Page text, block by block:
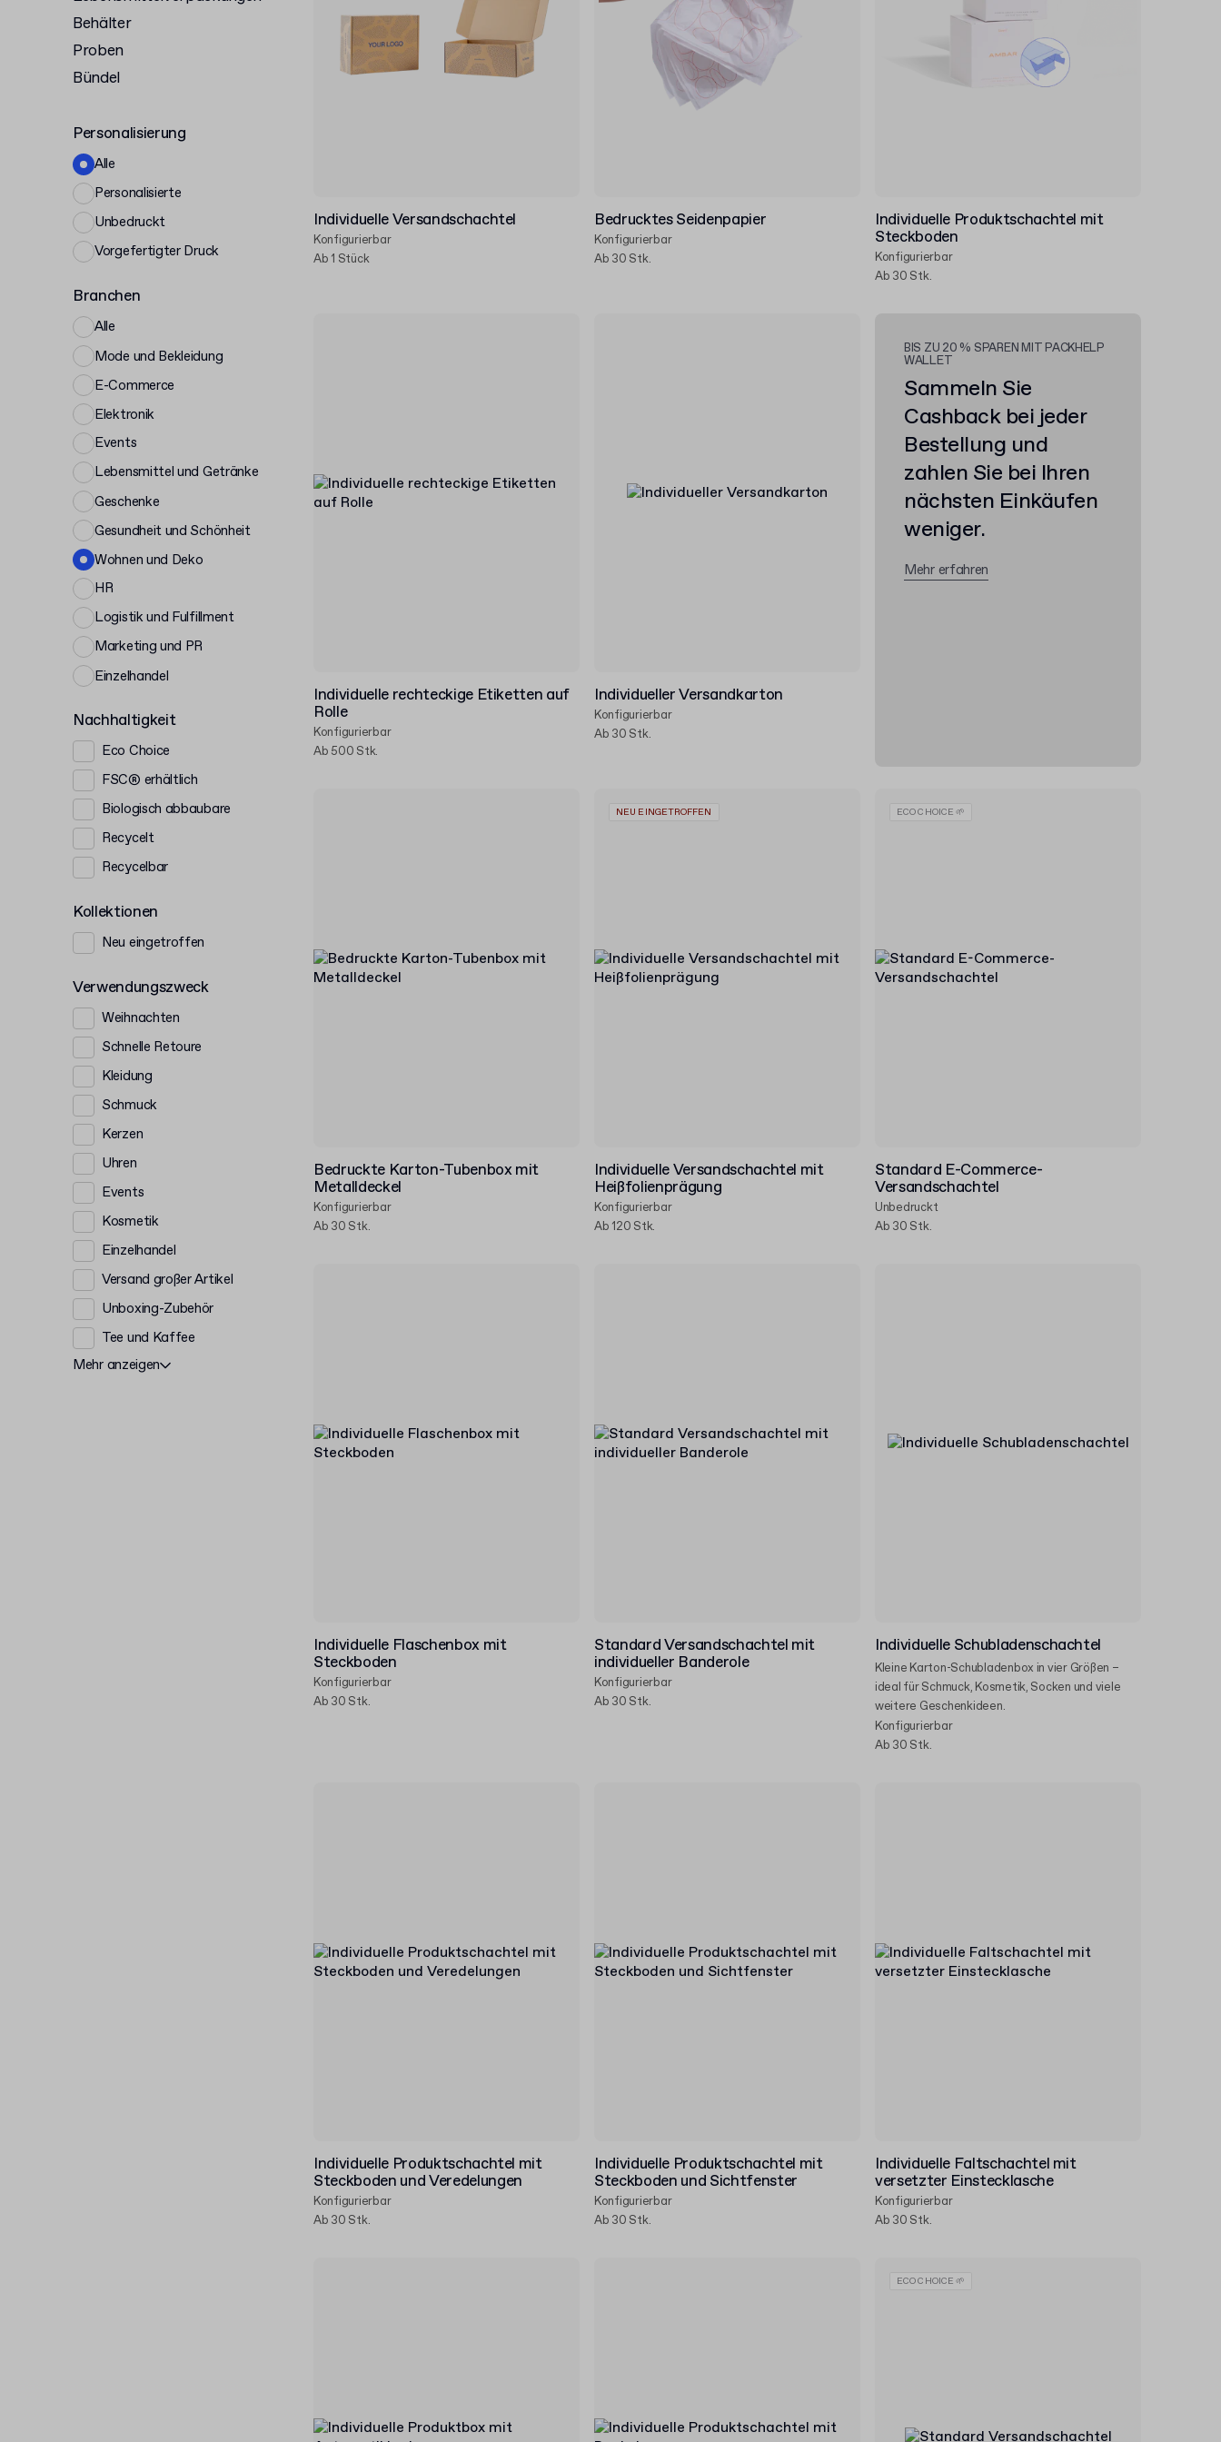
Behälter
Proben
Bündel
Personalisierung
Alle
Personalisierte
Unbedruckt
Vorgefertigter Druck
Branchen
Alle
Mode und Bekleidung
E-Commerce
Elektronik
Events
Lebensmittel und Getränke
Geschenke
Gesundheit und Schönheit
Wohnen und Deko
HR
Logistik und Fulfillment
Marketing und PR
Einzelhandel
Nachhaltigkeit
Eco Choice
FSC® erhältlich
Biologisch abbaubare
Recycelt
Recycelbar
Kollektionen
Neu eingetroffen
Verwendungszweck
Weihnachten
Schnelle Retoure
Kleidung
Schmuck
Kerzen
Uhren
Events
Kosmetik
Einzelhandel
Versand großer Artikel
Unboxing-Zubehör
Tee und Kaffee
Mehr anzeigen
Individuelle Versandschachtel
Konfigurierbar
Ab 1 Stück
Bedrucktes Seidenpapier
Konfigurierbar
Ab 30 Stk.
Individuelle Produktschachtel mit
Steckboden
Konfigurierbar
Ab 30 Stk.
Individuelle rechteckige Etiketten auf
Rolle
Konfigurierbar
Ab 500 Stk.
Individueller Versandkarton
Konfigurierbar
Ab 30 Stk.
Bedruckte Karton-Tubenbox mit
Metalldeckel
Konfigurierbar
Ab 30 Stk.
Individuelle Versandschachtel mit
Heißfolienprägung
Konfigurierbar
Ab 120 Stk.
NEU EINGETROFFEN
Standard E-Commerce-
Versandschachtel
Unbedruckt
Ab 30 Stk.
ECO CHOICE 🌱
Individuelle Flaschenbox mit
Steckboden
Konfigurierbar
Ab 30 Stk.
Standard Versandschachtel mit
individueller Banderole
Konfigurierbar
Ab 30 Stk.
Individuelle Schubladenschachtel
Kleine Karton-Schubladenbox in vier Größen –
ideal für Schmuck, Kosmetik, Socken und viele
weitere Geschenkideen.
Konfigurierbar
Ab 30 Stk.
Individuelle Produktschachtel mit
Steckboden und Veredelungen
Konfigurierbar
Ab 30 Stk.
Individuelle Produktschachtel mit
Steckboden und Sichtfenster
Konfigurierbar
Ab 30 Stk.
Individuelle Faltschachtel mit
versetzter Einstecklasche
Konfigurierbar
Ab 30 Stk.
ECO CHOICE 🌱
BIS ZU 20 % SPAREN MIT PACKHELP
WALLET
Sammeln Sie
Cashback bei jeder
Bestellung und
zahlen Sie bei Ihren
nächsten Einkäufen
weniger.
Mehr erfahren